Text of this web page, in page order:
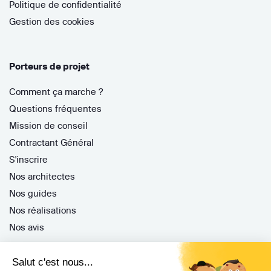
Salut c'est nous...
Politique de confidentialité
Gestion des cookies
Porteurs de projet
Comment ça marche ?
Questions fréquentes
Mission de conseil
Contractant Général
S'inscrire
Nos architectes
Nos guides
Nos réalisations
Nos avis